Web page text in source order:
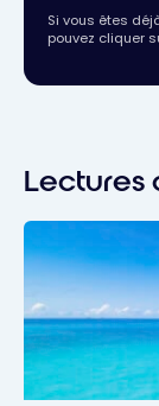
Si vous êtes
pouvez cliquer
Lectures